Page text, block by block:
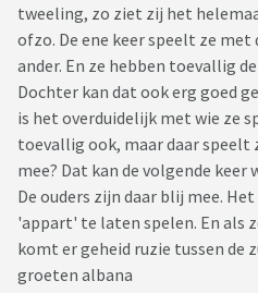
tweeling, zo ziet zij het
ofzo. De ene keer speelt ze met
ander. En ze hebben toevallig
Dochter kan dat ook erg goed
is het overduidelijk met wie ze
toevallig ook, maar daar speelt
mee? Dat kan de volgende keer
De ouders zijn daar blij mee.
'appart' te laten spelen. En als
komt er geheid ruzie tussen de
groeten albana